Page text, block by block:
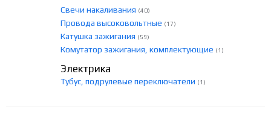
Свечи накаливания (40)
Провода высоковольтные (17)
Катушка зажигания (59)
Комутатор зажигания, комплектующие (1)
Электрика
Тубус, подрулевые переключатели (1)